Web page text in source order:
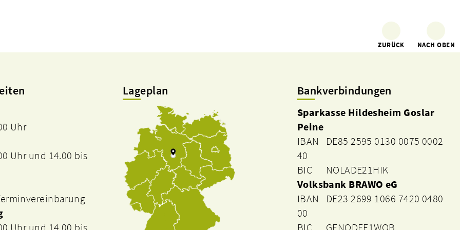
ZURÜCK NACH OBEN
Uhr
Uhr und 14.00 bis
Lageplan Bankverbindungen
Sparkasse Hildesheim Goslar
Peine
IBAN DE85 2595 0130 0075 0002
40
BIC NOLADE21HIK
Volksbank BRAWO eG
IBAN DE23 2699 1066 7420 0480
00